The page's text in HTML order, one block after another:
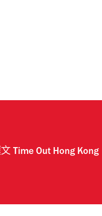
Time Out Hong Kong